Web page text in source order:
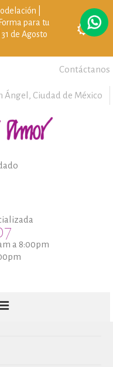
|
para tu
de Agosto
Contáctanos
Ángel, Ciudad de México
a 8:00pm